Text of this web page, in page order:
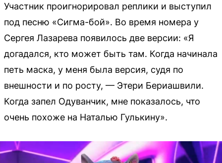
Участник проигнорировал реплики и выступил
под песню «Сигма-бой». Во время номера у
Сергея Лазарева появилось две версии: «Я
догадался, кто может быть там. Когда начинала
петь маска, у меня была версия, судя по
внешности и по росту, — Этери Бериашвили.
Когда запел Одуванчик, мне показалось, что
очень похоже на Наталью Гулькину».